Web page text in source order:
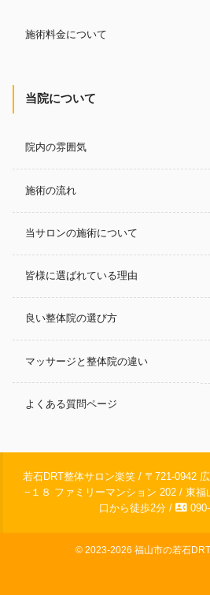
施術料金について
当院について
院内の雰囲気
施術の流れ
当サロンの施術について
皆様に選ばれている理由
良い整体院の選び方
マッサージと整体院の違い
よくある質問ページ
若石DRT整体サロン楽笑 / 〒721-0942
−１８ ファミリーマンション 202 / 東
口から徒歩2分 / contact_phone
© 2023-2026 福山市の若石